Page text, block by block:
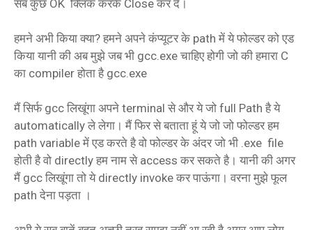
सब कुछ OK क्लिक करके Close कर दे।
हमने अभी किया क्या? हमने अपने कंप्यूटर के path में ये फोल्डर को एड
किया यानी की अब मुझे जब भी gcc.exe चाहिए होगी जो की हमारा C
का compiler होता है gcc.exe
मैं सिर्फ gcc लिखूंगा अपने terminal से और ये जो full Path है ये
automatically ले लेगा। मैं फिर से बताता हूं ये जो जो फोल्डर हम
path variable में एड करते है वो फोल्डर के अंदर जो भी .exe file
होती है वो directly हम नाम से access कर सकते है। यानी की अगर
मैं gcc लिखूंगा तो ये directly invoke कर पाऊंगा। वरना मुझे फूल
path देना पड़ता ।